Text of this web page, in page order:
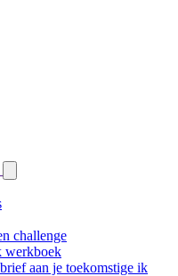
challenge
werkboek
aan je toekomstige ik